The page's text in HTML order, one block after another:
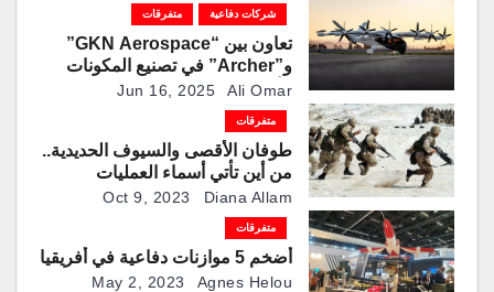
شركات دفاعية متفرقات
تعاون بين “GKN Aerospace”
و”Archer” في تصنيع المكونات
الأساسية لهيكل طائرة
“Midnight”في بريطانيا
Jun 16, 2025 Ali Omar
متفرقات
طوفان الأقصى والسيوف الحديدية..
من أين تأتي أسماء العمليات
العسكرية وما سرها؟Oct 9, 2023 Diana Allam
متفرقات
أضخم 5 موازنات دفاعية في أفريقيا
May 2, 2023 Agnes Helou